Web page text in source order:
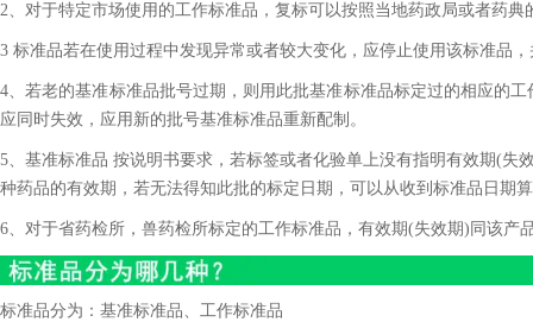
2、对于特定市场使用的工作标准品，复标可以按照当地药政局或者药典
3 标准品若在使用过程中发现异常或者较大变化，应停止使用该标准品
4、若老的基准标准品批号过期，则用此批基准标准品标定过的相应的
应同时失效，应用新的批号基准标准品重新配制。
5、基准标准品 按说明书要求，若标签或者化验单上没有指明有效期(失
种药品的有效期，若无法得知此批的标定日期，可以从收到标准品日期
6、对于省药检所，兽药检所标定的工作标准品，有效期(失效期)同该产
标准品分为：基准标准品、工作标准品